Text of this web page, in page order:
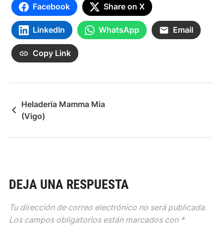
Facebook Share on X
LinkedIn WhatsApp Email
Copy Link
Heladería Mamma Mia
(Vigo)
DEJA UNA RESPUESTA
Tu dirección de correo electrónico no será publicada.
Los campos obligatorios están marcados con *